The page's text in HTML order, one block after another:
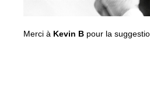
Merci à Kevin B pour la